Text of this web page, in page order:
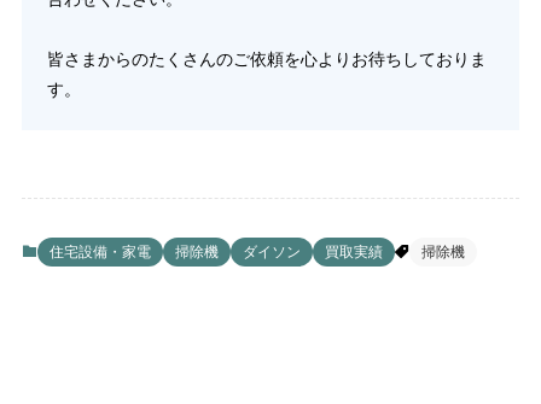
皆さまからのたくさんのご依頼を心よりお待ちしておりま
す。
住宅設備・家電 掃除機 ダイソン 買取実績 掃除機